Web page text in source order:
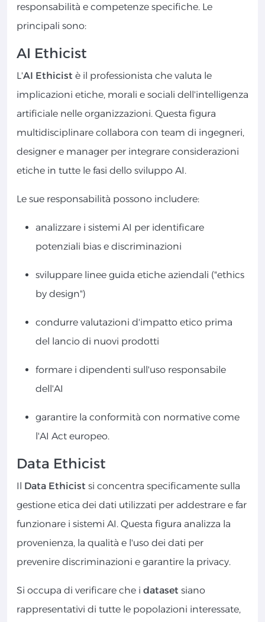
responsabilità e competenze specifiche. Le
principali sono:
AI Ethicist
L'AI Ethicist è il professionista che valuta le
implicazioni etiche, morali e sociali dell'intelligenza
artificiale nelle organizzazioni. Questa figura
multidisciplinare collabora con team di ingegneri,
designer e manager per integrare considerazioni
etiche in tutte le fasi dello sviluppo AI.
Le sue responsabilità possono includere:
analizzare i sistemi AI per identificare
potenziali bias e discriminazioni
sviluppare linee guida etiche aziendali ("ethics
by design")
condurre valutazioni d'impatto etico prima
del lancio di nuovi prodotti
formare i dipendenti sull'uso responsabile
dell'AI
garantire la conformità con normative come
l'AI Act europeo.
Data Ethicist
Il Data Ethicist si concentra specificamente sulla
gestione etica dei dati utilizzati per addestrare e far
funzionare i sistemi AI. Questa figura analizza la
provenienza, la qualità e l'uso dei dati per
prevenire discriminazioni e garantire la privacy.
Si occupa di verificare che i dataset siano
rappresentativi di tutte le popolazioni interessate,